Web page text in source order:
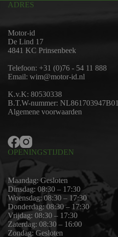
ADRES
Motor-id
De Lind 17
4841 KC Prinsenbeek
Telefoon: +31 (0)76 - 54 11 888
Email: wim@motor-id.nl
K.v.K: 80530338
B.T.W-nummer: NL861703947B01
Algemene voorwaarden
OPENINGSTIJDEN
Maandag: Gesloten
Dinsdag: 08:30 – 17:30
Woensdag: 08:30 – 17:30
Donderdag: 08:30 – 17:30
Vrijdag: 08:30 – 17:30
Zaterdag: 08:30 – 16:00
Zondag: Gesloten